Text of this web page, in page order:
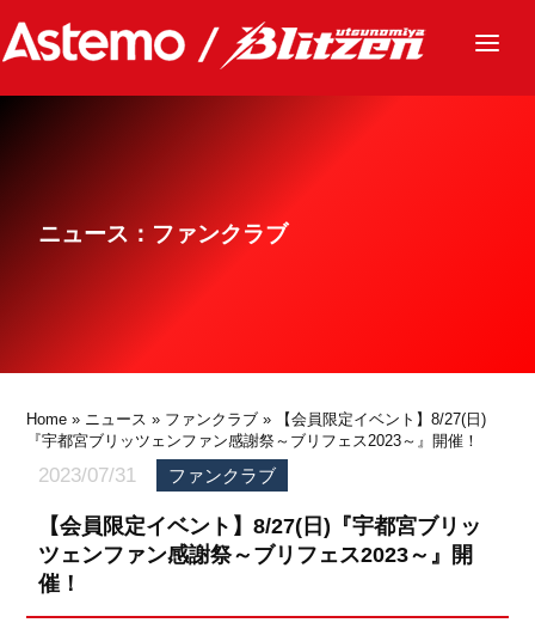
ニュース
グッズ
ニュース：ファンクラブ
Home » ニュース » ファンクラブ » 【会員限定イベント】8/27(日)
『宇都宮ブリッツェンファン感謝祭～ブリフェス2023～』開催！
2023/07/31 ファンクラブ
【会員限定イベント】8/27(日)『宇都宮ブリッ
ツェンファン感謝祭～ブリフェス2023～』開
催！